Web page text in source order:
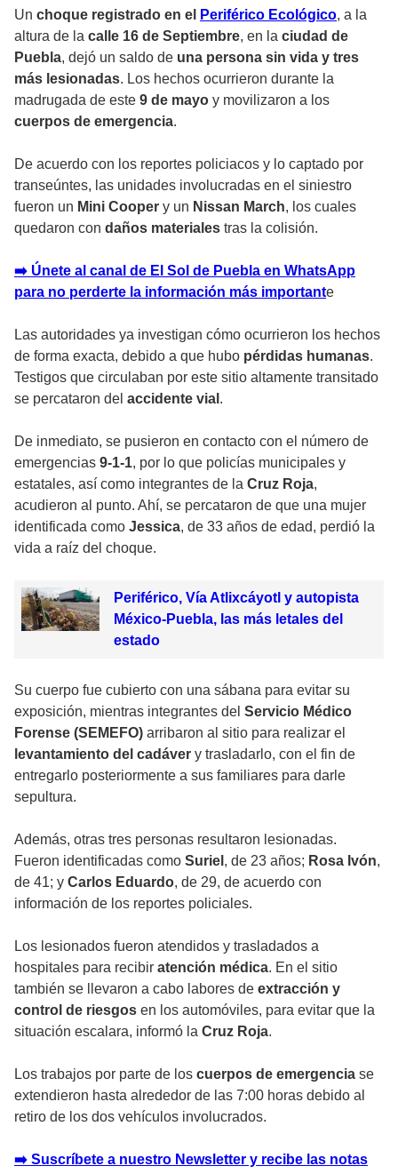
Un choque registrado en el Periférico Ecológico, a la
altura de la calle 16 de Septiembre, en la ciudad de
Puebla, dejó un saldo de una persona sin vida y tres
más lesionadas. Los hechos ocurrieron durante la
madrugada de este 9 de mayo y movilizaron a los
cuerpos de emergencia.
De acuerdo con los reportes policiacos y lo captado por
transeúntes, las unidades involucradas en el siniestro
fueron un Mini Cooper y un Nissan March, los cuales
quedaron con daños materiales tras la colisión.
➡️ Únete al canal de El Sol de Puebla en WhatsApp
para no perderte la información más importante
Las autoridades ya investigan cómo ocurrieron los hechos
de forma exacta, debido a que hubo pérdidas humanas.
Testigos que circulaban por este sitio altamente transitado
se percataron del accidente vial .
De inmediato, se pusieron en contacto con el número de
emergencias 9-1-1, por lo que policías municipales y
estatales, así como integrantes de la Cruz Roja,
acudieron al punto. Ahí, se percataron de que una mujer
identificada como Jessica, de 33 años de edad, perdió la
vida a raíz del choque.
Periférico, Vía Atlixcáyotl y autopista
México-Puebla, las más letales del
estado
Su cuerpo fue cubierto con una sábana para evitar su
exposición, mientras integrantes del Servicio Médico
Forense (SEMEFO) arribaron al sitio para realizar el
levantamiento del cadáver y trasladarlo, con el fin de
entregarlo posteriormente a sus familiares para darle
sepultura.
Además, otras tres personas resultaron lesionadas.
Fueron identificadas como Suriel , de 23 años; Rosa Ivón,
de 41; y Carlos Eduardo, de 29, de acuerdo con
información de los reportes policiales.
Los lesionados fueron atendidos y trasladados a
hospitales para recibir atención médica. En el sitio
también se llevaron a cabo labores de extracción y
control de riesgos en los automóviles, para evitar que la
situación escalara, informó la Cruz Roja.
Los trabajos por parte de los cuerpos de emergencia se
extendieron hasta alrededor de las 7:00 horas debido al
retiro de los dos vehículos involucrados.
➡️ Suscríbete a nuestro Newsletter y recibe las notas